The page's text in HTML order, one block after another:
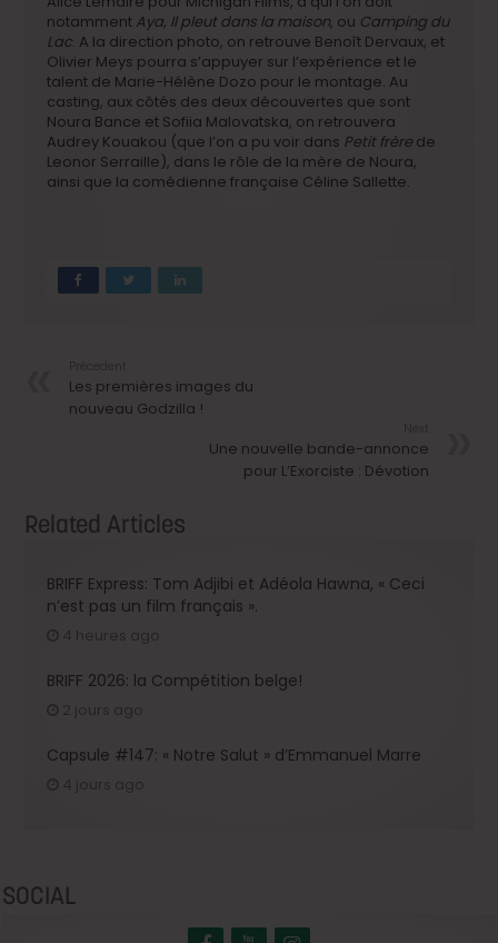
notamment Aya, Il pleut dans la maison, ou Camping du
Lac. A la direction photo, on retrouve Benoît Dervaux, et
Olivier Meys pourra s’appuyer sur l’expérience et le
talent de Marie-Hélène Dozo pour le montage. Au
casting, aux côtés des deux découvertes que sont
Noura Bance et Sofiia Malovatska, on retrouvera
Audrey Kouakou (que l’on a pu voir dans Petit frère de
Leonor Serraille), dans le rôle de la mère de Noura,
ainsi que la comédienne française Céline Sallette.
Les premières images du
nouveau Godzilla !
Une nouvelle bande-annonce
pour L’Exorciste : Dévotion
Related Articles
BRIFF Express: Tom Adjibi et Adéola Hawna, « Ceci
n’est pas un film français ».
4 heures ago
BRIFF 2026: la Compétition belge!
2 jours ago
Capsule #147: « Notre Salut » d’Emmanuel Marre
4 jours ago
SOCIAL